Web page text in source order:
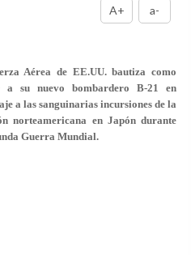
A+ a-
Aérea de EE.UU. bautiza como
a su nuevo bombardero B-21 en
a las sanguinarias incursiones de la
norteamericana en Japón durante
Guerra Mundial.